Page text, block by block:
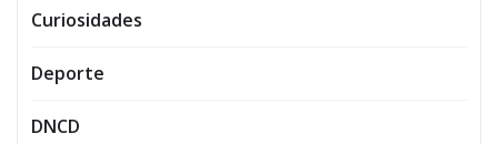
Curiosidades
Deporte
DNCD